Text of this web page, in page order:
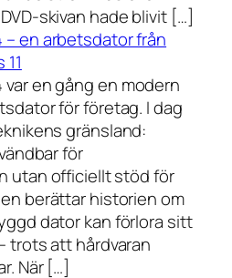
skivan hade blivit […]
– en arbetsdator från
var en gång en modern
för företag. I dag
gränsland:
för
utan officiellt stöd för
berättar historien om
dator kan förlora sitt
trots att hårdvaran
När […]